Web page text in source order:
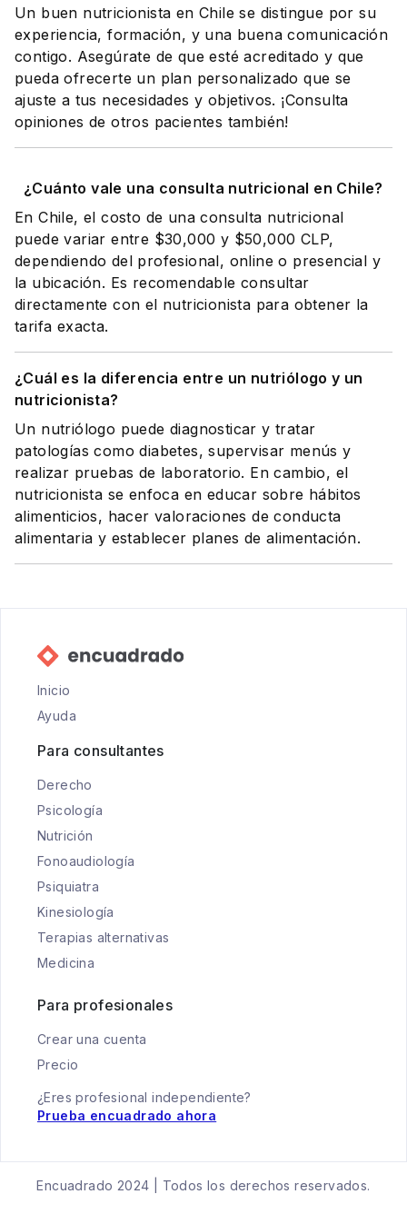
Un buen nutricionista en Chile se distingue por su
experiencia, formación, y una buena comunicación
contigo. Asegúrate de que esté acreditado y que
pueda ofrecerte un plan personalizado que se
ajuste a tus necesidades y objetivos. ¡Consulta
opiniones de otros pacientes también!
¿Cuánto vale una consulta nutricional en Chile?
En Chile, el costo de una consulta nutricional
puede variar entre $30,000 y $50,000 CLP,
dependiendo del profesional, online o presencial y
la ubicación. Es recomendable consultar
directamente con el nutricionista para obtener la
tarifa exacta.
¿Cuál es la diferencia entre un nutriólogo y un
nutricionista?
Un nutriólogo puede diagnosticar y tratar
patologías como diabetes, supervisar menús y
realizar pruebas de laboratorio. En cambio, el
nutricionista se enfoca en educar sobre hábitos
alimenticios, hacer valoraciones de conducta
alimentaria y establecer planes de alimentación.
Inicio
Ayuda
Para consultantes
Derecho
Psicología
Nutrición
Fonoaudiología
Psiquiatra
Kinesiología
Terapias alternativas
Medicina
Para profesionales
Crear una cuenta
Precio
¿Eres profesional independiente?
Prueba encuadrado ahora
Encuadrado 2024 | Todos los derechos reservados.